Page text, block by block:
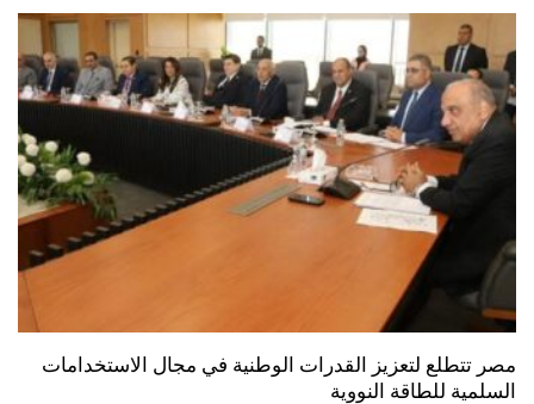
مصر تتطلع لتعزيز القدرات الوطنية في مجال الاستخدامات
السلمية للطاقة النووية